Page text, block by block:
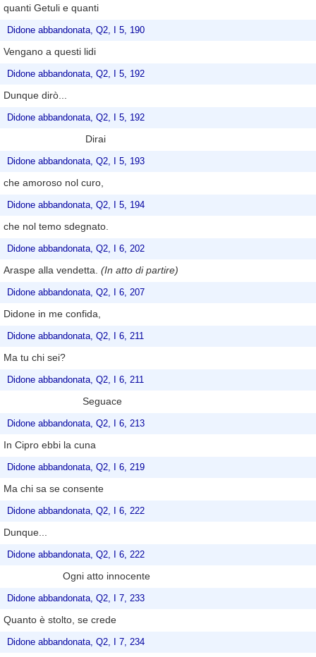
quanti Getuli e quanti
Didone abbandonata, Q2, I 5, 190
Vengano a questi lidi
Didone abbandonata, Q2, I 5, 192
Dunque dirò...
Didone abbandonata, Q2, I 5, 192
Dirai
Didone abbandonata, Q2, I 5, 193
che amoroso nol curo,
Didone abbandonata, Q2, I 5, 194
che nol temo sdegnato.
Didone abbandonata, Q2, I 6, 202
Araspe alla vendetta. (In atto di partire)
Didone abbandonata, Q2, I 6, 207
Didone in me confida,
Didone abbandonata, Q2, I 6, 211
Ma tu chi sei?
Didone abbandonata, Q2, I 6, 211
Seguace
Didone abbandonata, Q2, I 6, 213
In Cipro ebbi la cuna
Didone abbandonata, Q2, I 6, 219
Ma chi sa se consente
Didone abbandonata, Q2, I 6, 222
Dunque...
Didone abbandonata, Q2, I 6, 222
Ogni atto innocente
Didone abbandonata, Q2, I 7, 233
Quanto è stolto, se crede
Didone abbandonata, Q2, I 7, 234